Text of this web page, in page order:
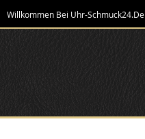
Willkommen Bei Uhr-Schmuck24.de